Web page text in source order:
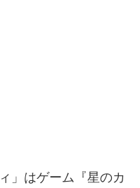
」はゲーム『星のカ